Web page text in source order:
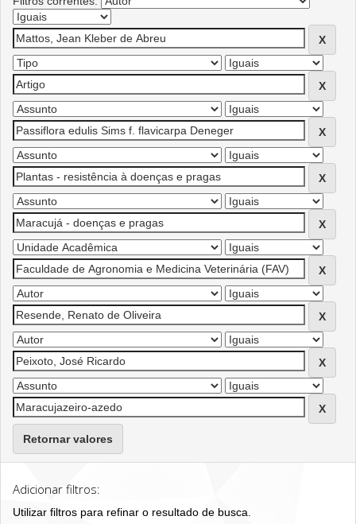
Retornar valores
Adicionar filtros:
Utilizar filtros para refinar o resultado de busca.